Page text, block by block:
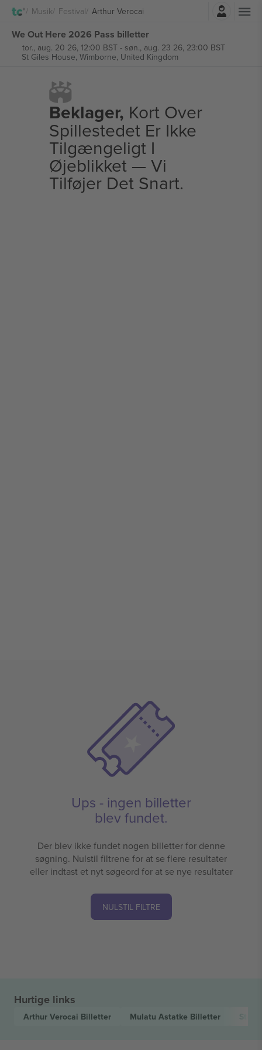
Musik Festival Arthur Verocai
We Out Here 2026 Pass billetter
tor., aug. 20 26, 12:00 BST- søn., aug. 23 26, 23:00 BST
St Giles House, Wimborne, United Kingdom
Beklager, Kort Over
Spillestedet Er Ikke
Tilgængeligt I
Øjeblikket — Vi
Tilføjer Det Snart.
Ups - ingen billetter
blev fundet.
Der blev ikke fundet nogen billetter for denne
søgning. Nulstil filtrene for at se flere resultater
eller indtast et nyt søgeord for at se nye resultater
NULSTIL FILTRE
Hurtige links
Arthur Verocai Billetter Mulatu Astatke Billetter